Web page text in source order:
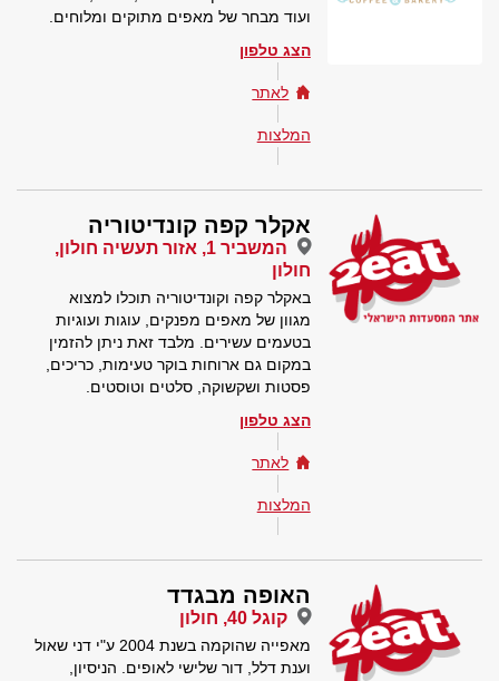
ועוד מבחר של מאפים מתוקים ומלוחים.
הצג טלפון
לאתר
המלצות
אקלר קפה קונדיטוריה
המשביר 1, אזור תעשיה חולון,
חולון
באקלר קפה וקונדיטוריה תוכלו למצוא
מגוון של מאפים מפנקים, עוגות ועוגיות
בטעמים עשירים. מלבד זאת ניתן להזמין
במקום גם ארוחות בוקר טעימות, כריכים,
פסטות ושקשוקה, סלטים וטוסטים.
הצג טלפון
לאתר
המלצות
האופה מבגדד
קוגל 40, חולון
מאפייה שהוקמה בשנת 2004 ע"י דני שאול
וענת דלל, דור שלישי לאופים. הניסיון,